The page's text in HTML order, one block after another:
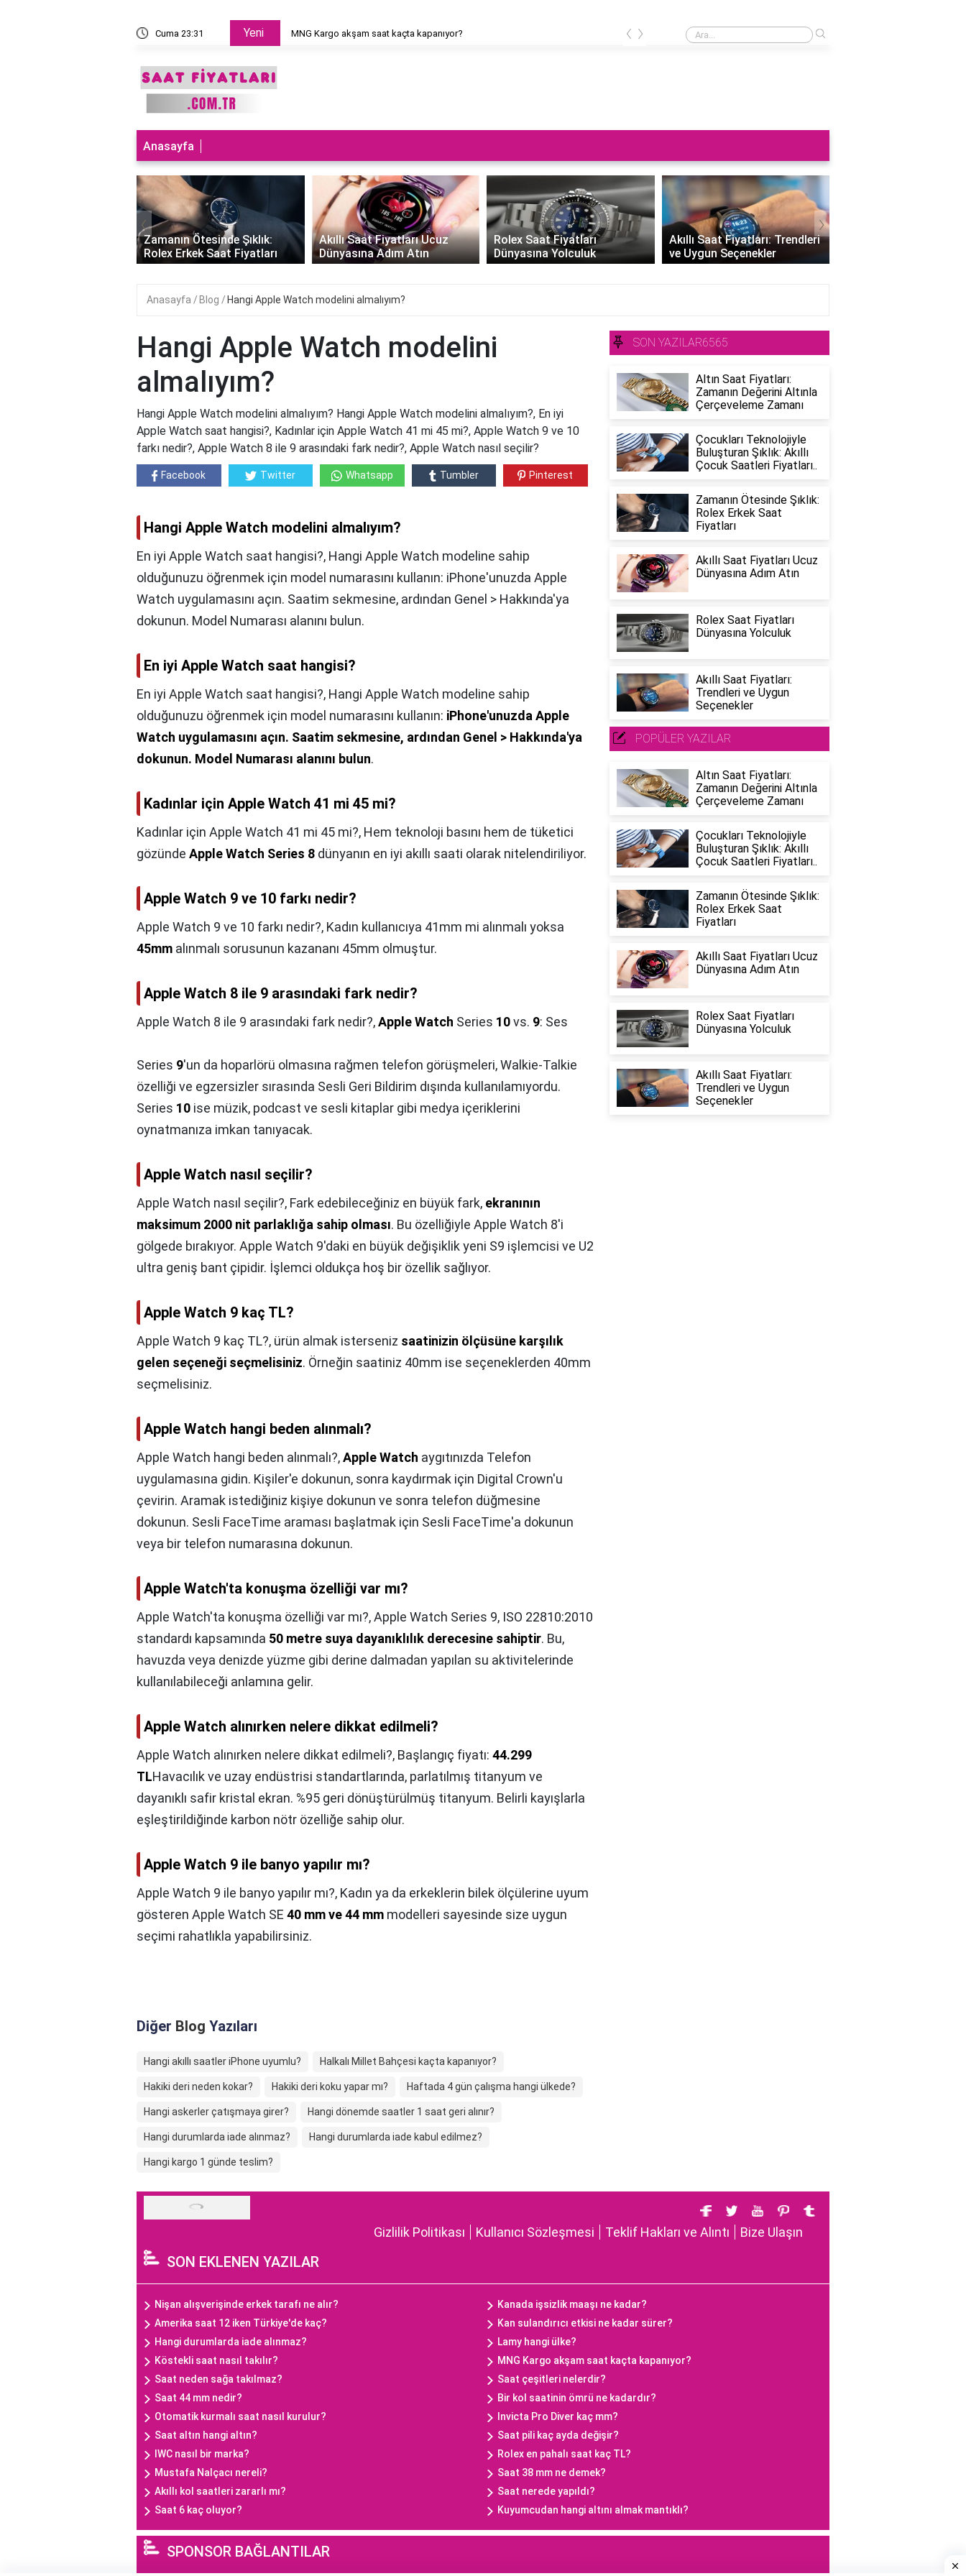
Cuma 23:31 Yeni MNG Kargo akşam saat kaçta kapanıyor? Saat neden sağa takılmaz?
‹ ›
Anasayfa
Zamanın Ötesinde Şıklık:
Rolex Erkek Saat Fiyatları
Akıllı Saat Fiyatları Ucuz
Dünyasına Adım Atın
Rolex Saat Fiyatları
Dünyasına Yolculuk
Akıllı Saat Fiyatları: Trendleri
ve Uygun Seçenekler
‹ ›
Anasayfa Blog Hangi Apple Watch modelini almalıyım?
Hangi Apple Watch modelini
almalıyım?
Hangi Apple Watch modelini almalıyım? Hangi Apple Watch modelini almalıyım?, En iyi
Apple Watch saat hangisi?, Kadınlar için Apple Watch 41 mi 45 mi?, Apple Watch 9 ve 10
farkı nedir?, Apple Watch 8 ile 9 arasındaki fark nedir?, Apple Watch nasıl seçilir?
Facebook Twitter Whatsapp Tumbler Pinterest
Hangi Apple Watch modelini almalıyım?
En iyi Apple Watch saat hangisi?, Hangi Apple Watch modeline sahip
olduğunuzu öğrenmek için model numarasını kullanın: iPhone'unuzda Apple
Watch uygulamasını açın. Saatim sekmesine, ardından Genel > Hakkında'ya
dokunun. Model Numarası alanını bulun.
En iyi Apple Watch saat hangisi?
En iyi Apple Watch saat hangisi?, Hangi Apple Watch modeline sahip
olduğunuzu öğrenmek için model numarasını kullanın: iPhone'unuzda Apple
Watch uygulamasını açın. Saatim sekmesine, ardından Genel > Hakkında'ya
dokunun. Model Numarası alanını bulun.
Kadınlar için Apple Watch 41 mi 45 mi?
Kadınlar için Apple Watch 41 mi 45 mi?, Hem teknoloji basını hem de tüketici
gözünde Apple Watch Series 8 dünyanın en iyi akıllı saati olarak nitelendiriliyor.
Apple Watch 9 ve 10 farkı nedir?
Apple Watch 9 ve 10 farkı nedir?, Kadın kullanıcıya 41mm mi alınmalı yoksa
45mm alınmalı sorusunun kazananı 45mm olmuştur.
Apple Watch 8 ile 9 arasındaki fark nedir?
Apple Watch 8 ile 9 arasındaki fark nedir?,Apple Watch Series 10vs. 9: Ses
Series 9'un da hoparlörü olmasına rağmen telefon görüşmeleri, Walkie-Talkie
özelliği ve egzersizler sırasında Sesli Geri Bildirim dışında kullanılamıyordu.
Series 10 ise müzik, podcast ve sesli kitaplar gibi medya içeriklerini
oynatmanıza imkan tanıyacak.
Apple Watch nasıl seçilir?
Apple Watch nasıl seçilir?, Fark edebileceğiniz en büyük fark, ekranının
maksimum 2000 nit parlaklığa sahip olması. Bu özelliğiyle Apple Watch 8'i
gölgede bırakıyor. Apple Watch 9'daki en büyük değişiklik yeni S9 işlemcisi ve U2
ultra geniş bant çipidir. İşlemci oldukça hoş bir özellik sağlıyor.
Apple Watch 9 kaç TL?
Apple Watch 9 kaç TL?, ürün almak isterseniz saatinizin ölçüsüne karşılık
gelen seçeneği seçmelisiniz. Örneğin saatiniz 40mm ise seçeneklerden 40mm
seçmelisiniz.
Apple Watch hangi beden alınmalı?
Apple Watch hangi beden alınmalı?,Apple Watch aygıtınızda Telefon
uygulamasına gidin. Kişiler'e dokunun, sonra kaydırmak için Digital Crown'u
çevirin. Aramak istediğiniz kişiye dokunun ve sonra telefon düğmesine
dokunun. Sesli FaceTime araması başlatmak için Sesli FaceTime'a dokunun
veya bir telefon numarasına dokunun.
Apple Watch'ta konuşma özelliği var mı?
Apple Watch'ta konuşma özelliği var mı?,Apple Watch Series 9, ISO 22810:2010
standardı kapsamında 50 metre suya dayanıklılık derecesine sahiptir. Bu,
havuzda veya denizde yüzme gibi derine dalmadan yapılan su aktivitelerinde
kullanılabileceği anlamına gelir.
Apple Watch alınırken nelere dikkat edilmeli?
Apple Watch alınırken nelere dikkat edilmeli?, Başlangıç fiyatı: 44.299
TLHavacılık ve uzay endüstrisi standartlarında, parlatılmış titanyum ve
dayanıklı safir kristal ekran. %95 geri dönüştürülmüş titanyum. Belirli kayışlarla
eşleştirildiğinde karbon nötr özelliğe sahip olur.
Apple Watch 9 ile banyo yapılır mı?
Apple Watch 9 ile banyo yapılır mı?, Kadın ya da erkeklerin bilek ölçülerine uyum
gösteren Apple Watch SE 40 mm ve 44 mm modelleri sayesinde size uygun
seçimi rahatlıkla yapabilirsiniz.
Diğer Blog Yazıları
Hangi akıllı saatler iPhone uyumlu? Halkalı Millet Bahçesi kaçta kapanıyor?
Hakiki deri neden kokar? Hakiki deri koku yapar mı? Haftada 4 gün çalışma hangi ülkede?
Hangi askerler çatışmaya girer? Hangi dönemde saatler 1 saat geri alınır?
Hangi durumlarda iade alınmaz? Hangi durumlarda iade kabul edilmez?
Hangi kargo 1 günde teslim?
SON YAZILAR6565
Altın Saat Fiyatları:
Zamanın Değerini Altınla
Çerçeveleme Zamanı
Çocukları Teknolojiyle
Buluşturan Şıklık: Akıllı
Çocuk Saatleri Fiyatları..
Zamanın Ötesinde Şıklık:
Rolex Erkek Saat
Fiyatları
Akıllı Saat Fiyatları Ucuz
Dünyasına Adım Atın
Rolex Saat Fiyatları
Dünyasına Yolculuk
Akıllı Saat Fiyatları:
Trendleri ve Uygun
Seçenekler
POPÜLER YAZILAR
Altın Saat Fiyatları:
Zamanın Değerini Altınla
Çerçeveleme Zamanı
Çocukları Teknolojiyle
Buluşturan Şıklık: Akıllı
Çocuk Saatleri Fiyatları..
Zamanın Ötesinde Şıklık:
Rolex Erkek Saat
Fiyatları
Akıllı Saat Fiyatları Ucuz
Dünyasına Adım Atın
Rolex Saat Fiyatları
Dünyasına Yolculuk
Akıllı Saat Fiyatları:
Trendleri ve Uygun
Seçenekler
Gizlilik Politikası Kullanıcı Sözleşmesi Teklif Hakları ve Alıntı Bize Ulaşın
SON EKLENEN YAZILAR
Nişan alışverişinde erkek tarafı ne alır?
Kanada işsizlik maaşı ne kadar?
Amerika saat 12 iken Türkiye'de kaç?
Kan sulandırıcı etkisi ne kadar sürer?
Hangi durumlarda iade alınmaz?
Lamy hangi ülke?
Köstekli saat nasıl takılır?
MNG Kargo akşam saat kaçta kapanıyor?
Saat neden sağa takılmaz?
Saat çeşitleri nelerdir?
Saat 44 mm nedir?
Bir kol saatinin ömrü ne kadardır?
Otomatik kurmalı saat nasıl kurulur?
Invicta Pro Diver kaç mm?
Saat altın hangi altın?
Saat pili kaç ayda değişir?
IWC nasıl bir marka?
Rolex en pahalı saat kaç TL?
Mustafa Nalçacı nereli?
Saat 38 mm ne demek?
Akıllı kol saatleri zararlı mı?
Saat nerede yapıldı?
Saat 6 kaç oluyor?
Kuyumcudan hangi altını almak mantıklı?
SPONSOR BAĞLANTILAR